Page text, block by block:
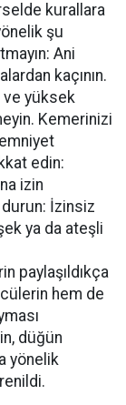
kurallara
şu
Ani
kaçının.
ve yüksek
Kemerinizi
edin:
izin
İzinsiz
ya da ateşli
paylaşıldıkça
hem de
düğün
yönelik